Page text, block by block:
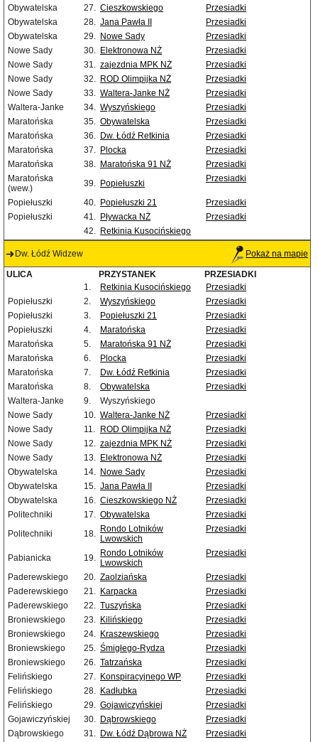
Obywatelska
27. Cieszkowskiego
Przesiadki
Obywatelska
28. Jana Pawła II
Przesiadki
Obywatelska
29. Nowe Sady
Przesiadki
Nowe Sady
30. Elektronowa NŻ
Przesiadki
Nowe Sady
31. zajezdnia MPK NŻ
Przesiadki
Nowe Sady
32. ROD Olimpijka NŻ
Przesiadki
Nowe Sady
33. Waltera-Janke NŻ
Przesiadki
Waltera-Janke
34. Wyszyńskiego
Przesiadki
Maratońska
35. Obywatelska
Przesiadki
Maratońska
36. Dw. Łódź Retkinia
Przesiadki
Maratońska
37. Plocka
Przesiadki
Maratońska
38. Maratońska 91 NŻ
Przesiadki
Maratońska
(wew.)
39. Popiełuszki Przesiadki
Popiełuszki 40. Popiełuszki 21
Przesiadki
Popiełuszki
41. Pływacka NŻ
Przesiadki
42. Retkinia Kusocińskiego
Dw. Łódź Widzew Pokaż na mapie
ULICA PRZYSTANEK
PRZESIADKI
1.
Retkinia Kusocińskiego
Przesiadki
Popiełuszki
2. Wyszyńskiego
Przesiadki
Popiełuszki
3. Popiełuszki 21
Przesiadki
Popiełuszki
4. Maratońska
Przesiadki
Maratońska
5. Maratońska 91 NŻ
Przesiadki
Maratońska
6. Plocka
Przesiadki
Maratońska
7. Dw. Łódź Retkinia
Przesiadki
Maratońska
8. Obywatelska
Przesiadki
Waltera-Janke
9.
Wyszyńskiego
Nowe Sady
10. Waltera-Janke NŻ
Przesiadki
Nowe Sady
11. ROD Olimpijka NŻ
Przesiadki
Nowe Sady
12. zajezdnia MPK NŻ
Przesiadki
Nowe Sady
13. Elektronowa NŻ
Przesiadki
Obywatelska
14. Nowe Sady
Przesiadki
Obywatelska
15. Jana Pawła II
Przesiadki
Obywatelska
16. Cieszkowskiego NŻ
Przesiadki
Politechniki
17. Obywatelska
Przesiadki
Politechniki
18. Rondo Lotników
Lwowskich
Przesiadki
Pabianicka 19. Rondo Lotników
Lwowskich
Przesiadki
Paderewskiego 20. Zaolziańska
Przesiadki
Paderewskiego
21. Karpacka
Przesiadki
Paderewskiego
22. Tuszyńska
Przesiadki
Broniewskiego
23. Kilińskiego
Przesiadki
Broniewskiego
24. Kraszewskiego
Przesiadki
Broniewskiego
25. Śmigłego-Rydza
Przesiadki
Broniewskiego
26. Tatrzańska
Przesiadki
Felińskiego
27. Konspiracyjnego WP
Przesiadki
Felińskiego
28. Kadłubka
Przesiadki
Felińskiego
29. Gojawiczyńskiej
Przesiadki
Gojawiczyńskiej
30. Dąbrowskiego
Przesiadki
Dąbrowskiego
31. Dw. Łódź Dąbrowa NŻ Przesiadki